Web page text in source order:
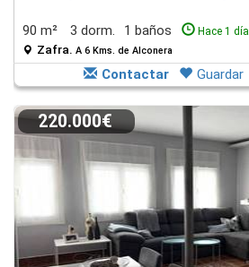
90 m² 3 dorm. 1 baños Hace 1 día
Zafra. A 6 Kms. de Alconera
Contactar Guardar
220.000€